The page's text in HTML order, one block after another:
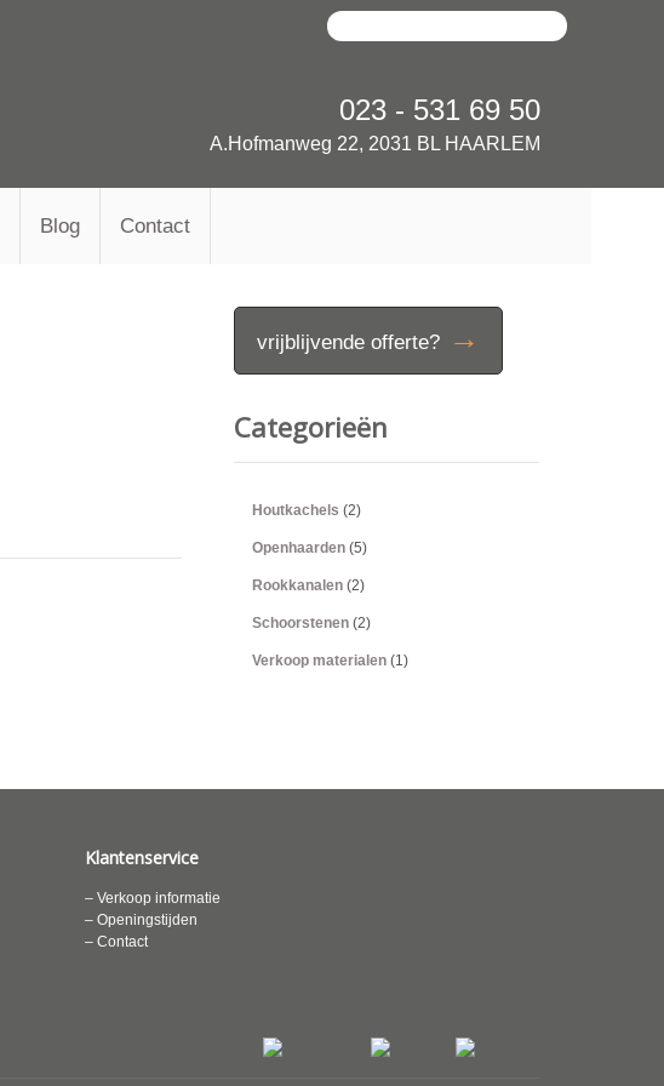
023 - 531 69 50
A.Hofmanweg 22, 2031 BL HAARLEM
Blog Contact
vrijblijvende offerte? →
Categorieën
Houtkachels (2)
Openhaarden (5)
Rookkanalen (2)
Schoorstenen (2)
Verkoop materialen (1)
Klantenservice
– Verkoop informatie
– Openingstijden
– Contact